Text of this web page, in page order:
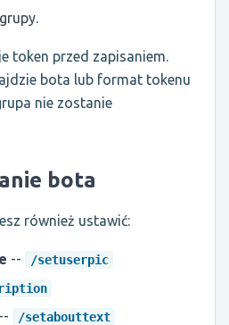
token przed zapisaniem.
bota lub format tokenu
nie zostanie
bota
również ustawić:
-- /setuserpic
-- /setabouttext